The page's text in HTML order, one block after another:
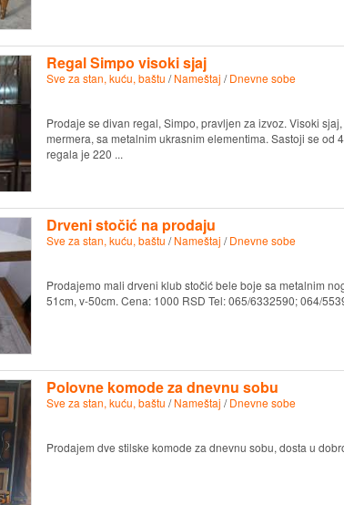
Regal Simpo visoki sjaj
Sve za stan, kuću, baštu /Nameštaj /Dnevne sobe
Prodaje se divan regal, Simpo, pravljen za izvoz. Visoki
mermera, sa metalnim ukrasnim elementima. Sastoji se od
regala je 220 ...
Drveni stočić na prodaju
Sve za stan, kuću, baštu /Nameštaj /Dnevne sobe
Prodajemo mali drveni klub stočić bele boje sa metalnim
51cm, v-50cm. Cena: 1000 RSD Tel: 065/6332590; 064/
Polovne komode za dnevnu sobu
Sve za stan, kuću, baštu /Nameštaj /Dnevne sobe
Prodajem dve stilske komode za dnevnu sobu, dosta u